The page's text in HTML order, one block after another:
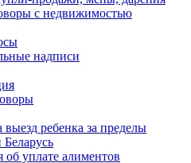
с недвижимостью
надписи
выезд ребенка за пределы
об уплате алиментов